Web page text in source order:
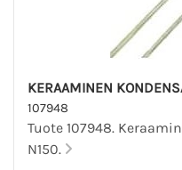
KERAAMINEN
107948
Tuote 107948.
N150.